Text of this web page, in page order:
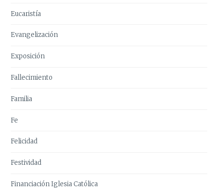
Eucaristía
Evangelización
Exposición
Fallecimiento
Familia
Fe
Felicidad
Festividad
Financiación Iglesia Católica